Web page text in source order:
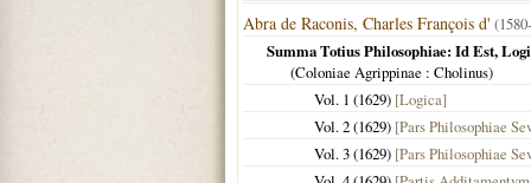
Abra de Raconis, Charles François d'
Summa Totius Philosophiae: Id Est,
(Coloniae Agrippinae : Cholinus)
Vol. 1 (1629) [Logica]
Vol. 2 (1629) [Pars Philosophiae
Vol. 3 (1629) [Pars Philosophiae